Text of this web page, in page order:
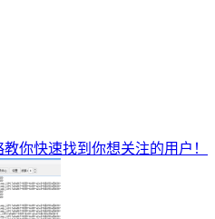
你快速找到你想关注的用户！